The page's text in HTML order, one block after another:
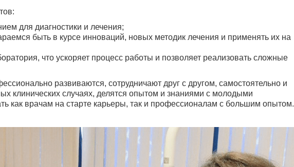
для диагностики и лечения;
быть в курсе инноваций, новых методик лечения и применять их на
что ускоряет процесс работы и позволяет реализовать сложные
развиваются, сотрудничают друг с другом, самостоятельно и
клинических случаях, делятся опытом и знаниями с молодыми
как врачам на старте карьеры, так и профессионалам с большим опытом.